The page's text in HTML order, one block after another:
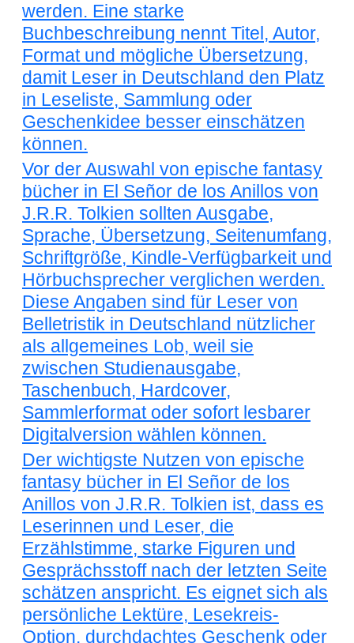
werden. Eine starke
Buchbeschreibung nennt Titel, Autor,
Format und mögliche Übersetzung,
damit Leser in Deutschland den Platz
in Leseliste, Sammlung oder
Geschenkidee besser einschätzen
können.
Vor der Auswahl von epische fantasy
bücher in El Señor de los Anillos von
J.R.R. Tolkien sollten Ausgabe,
Sprache, Übersetzung, Seitenumfang,
Schriftgröße, Kindle-Verfügbarkeit und
Hörbuchsprecher verglichen werden.
Diese Angaben sind für Leser von
Belletristik in Deutschland nützlicher
als allgemeines Lob, weil sie
zwischen Studienausgabe,
Taschenbuch, Hardcover,
Sammlerformat oder sofort lesbarer
Digitalversion wählen können.
Der wichtigste Nutzen von epische
fantasy bücher in El Señor de los
Anillos von J.R.R. Tolkien ist, dass es
Leserinnen und Leser, die
Erzählstimme, starke Figuren und
Gesprächsstoff nach der letzten Seite
schätzen anspricht. Es eignet sich als
persönliche Lektüre, Lesekreis-
Option, durchdachtes Geschenk oder